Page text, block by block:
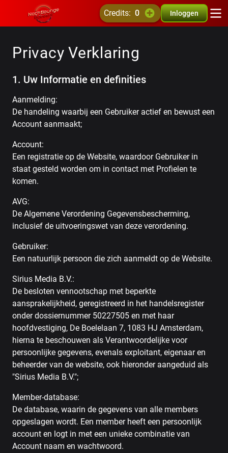
credits: 0 Inloggen
Privacy Verklaring
1. Uw Informatie en definities
Aanmelding:
De handeling waarbij een Gebruiker actief en bewust een
Account aanmaakt;
Account:
Een registratie op de Website, waardoor Gebruiker in
staat gesteld worden om in contact met Profielen te
komen.
AVG:
De Algemene Verordening Gegevensbescherming,
inclusief de uitvoeringswet van deze verordening.
Gebruiker:
Een natuurlijk persoon die zich aanmeldt op de Website.
Sirius Media B.V.:
De besloten vennootschap met beperkte
aansprakelijkheid, geregistreerd in het handelsregister
onder dossiernummer 50227505 en met haar
hoofdvestiging, De Boelelaan 7, 1083 HJ Amsterdam,
hierna te beschouwen als Verantwoordelijke voor
persoonlijke gegevens, evenals exploitant, eigenaar en
beheerder van de website, ook hieronder aangeduid als
"Sirius Media B.V.";
Member-database:
De database, waarin de gegevens van alle members
opgeslagen wordt. Een member heeft een persoonlijk
account en logt in met een unieke combinatie van
Account naam en wachtwoord.